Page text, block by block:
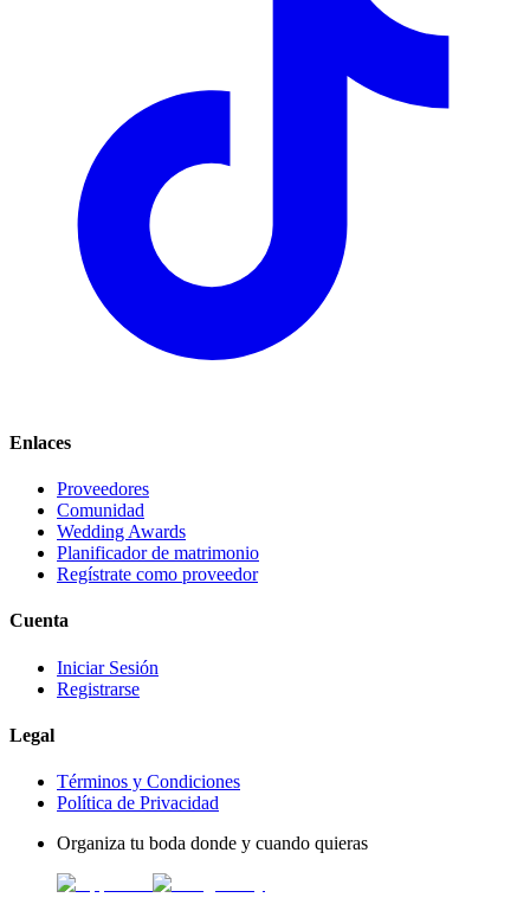
Enlaces
Proveedores
Comunidad
Wedding Awards
Planificador de matrimonio
Regístrate como proveedor
Cuenta
Iniciar Sesión
Registrarse
Legal
Términos y Condiciones
Política de Privacidad
Organiza tu boda donde y cuando quieras